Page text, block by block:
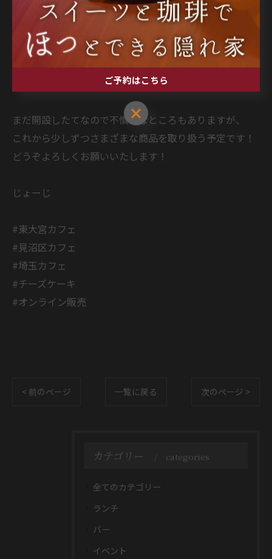
冷凍保存で1ヶ月持ちます。
あなたの日々に寄り添うケーキです。
ご自宅でお一人で、お二人で、ご家族で、大切な誰かへ
の贈り物で。
ぜひご利用くださいね。
まだ開設したてなので不慣れなところもありますが、
これから少しずつさまざまな商品を取り扱う予定です！
どうぞよろしくお願いいたします！
じょーじ
#東大宮カフェ
#見沼区カフェ
#埼玉カフェ
#チーズケーキ
#オンライン販売
< 前のページ 一覧に戻る 次のページ >
カテゴリー categories
全てのカテゴリー
ランチ
バー
イベント
ご予約はこちら
ご予約はこちら